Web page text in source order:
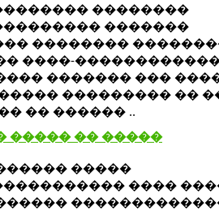
��������
�������
��������
����-
������� ���
��������� ��
�� ������ ..
����� �� �����
�����
����